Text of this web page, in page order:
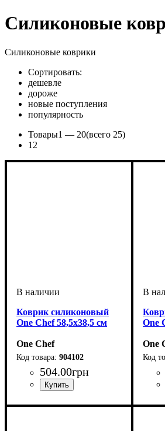
Силиконовые
Силиконовые коврики
Сортировать:
дешевле
дороже
новые поступления
популярность
Товары1 — 20(всего 25)
1 2
Коврик силиконовый
One Chef 58,5х38,5 см
One Chef
904102
504.00грн
One
One